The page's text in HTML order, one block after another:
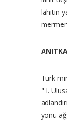
lahitin
Türk
"II.
yönü